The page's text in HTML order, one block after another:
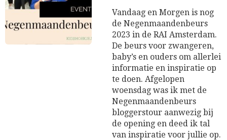
Vandaag en Morgen is nog
de Negenmaandenbeurs
2023 in de RAI Amsterdam.
De beurs voor zwangeren,
baby’s en ouders om allerlei
informatie en inspiratie op
te doen. Afgelopen
woensdag was ik met de
Negenmaandenbeurs
bloggerstour aanwezig bij
de opening en deed ik tal
van inspiratie voor jullie op.